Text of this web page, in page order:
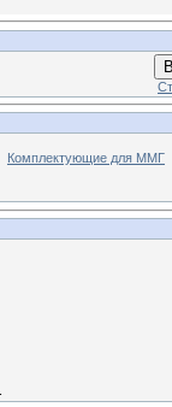
Комплектующие для ММГ